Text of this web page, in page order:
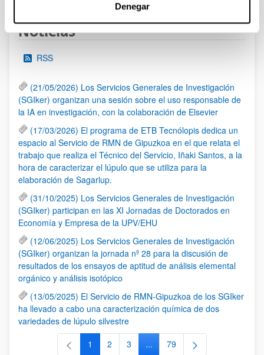
Denegar
Noticias
RSS
(21/05/2026) Los Servicios Generales de Investigación
(SGIker) organizan una sesión sobre el uso responsable de
la IA en investigación, con la colaboración de Elsevier
(17/03/2026) El programa de ETB Tecnólopis dedica un
espacio al Servicio de RMN de Gipuzkoa en el que relata el
trabajo que realiza el Técnico del Servicio, Iñaki Santos, a la
hora de caracterizar el lúpulo que se utiliza para la
elaboración de Sagarlup.
(31/10/2025) Los Servicios Generales de Investigación
(SGIker) participan en las XI Jornadas de Doctorados en
Economía y Empresa de la UPV/EHU
(12/06/2025) Los Servicios Generales de Investigación
(SGIker) organizan la jornada nº 28 para la discusión de
resultados de los ensayos de aptitud de análisis elemental
orgánico y análisis isotópico
(13/05/2025) El Servicio de RMN-Gipuzkoa de los SGIker
ha llevado a cabo una caracterización química de dos
variedades de lúpulo silvestre
Página
1 Página
2 Página
3 ...Páginas intermedias Use TAB
Página
79